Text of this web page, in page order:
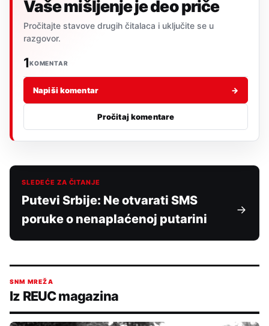
Vaše mišljenje je deo priče
Pročitajte stavove drugih čitalaca i uključite se u
razgovor.
1KOMENTAR
Napiši komentar →
Pročitaj komentare
SLEDEĆE ZA ČITANJE
Putevi Srbije: Ne otvarati SMS
poruke o nenaplaćenoj putarini
SNM MREŽA
Iz REUC magazina